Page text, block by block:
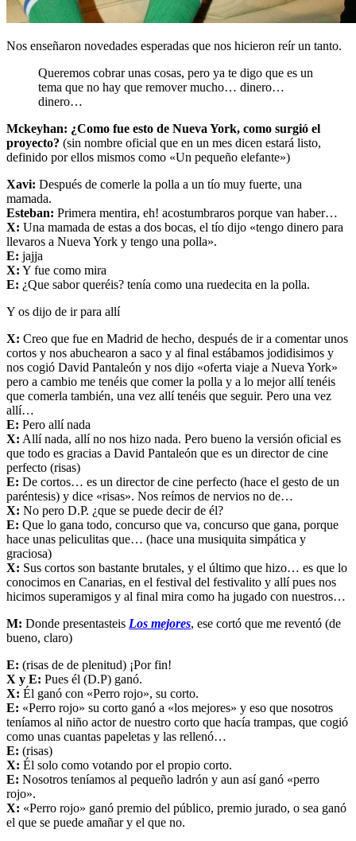
Nos enseñaron novedades esperadas que nos hicieron reír un tanto.
Queremos cobrar unas cosas, pero ya te digo que es un
tema que no hay que remover mucho… dinero…
dinero…
Mckeyhan: ¿Como fue esto de Nueva York, como surgió el
proyecto? (sin nombre oficial que en un mes dicen estará listo,
definido por ellos mismos como «Un pequeño elefante»)
Xavi: Después de comerle la polla a un tío muy fuerte, una
mamada.
Esteban: Primera mentira, eh! acostumbraros porque van haber…
X: Una mamada de estas a dos bocas, el tío dijo «tengo dinero para
llevaros a Nueva York y tengo una polla».
E: jajja
X: Y fue como mira
E: ¿Que sabor queréis? tenía como una ruedecita en la polla.
Y os dijo de ir para allí
X: Creo que fue en Madrid de hecho, después de ir a comentar unos
cortos y nos abuchearon a saco y al final estábamos jodidisimos y
nos cogió David Pantaleón y nos dijo «oferta viaje a Nueva York»
pero a cambio me tenéis que comer la polla y a lo mejor allí tenéis
que comerla también, una vez allí tenéis que seguir. Pero una vez
allí…
E: Pero allí nada
X: Allí nada, allí no nos hizo nada. Pero bueno la versión oficial es
que todo es gracias a David Pantaleón que es un director de cine
perfecto (risas)
E: De cortos… es un director de cine perfecto (hace el gesto de un
paréntesis) y dice «risas». Nos reímos de nervios no de…
X: No pero D.P. ¿que se puede decir de él?
E: Que lo gana todo, concurso que va, concurso que gana, porque
hace unas peliculitas que… (hace una musiquita simpática y
graciosa)
X: Sus cortos son bastante brutales, y el último que hizo… es que lo
conocimos en Canarias, en el festival del festivalito y allí pues nos
hicimos superamigos y al final mira como ha jugado con nuestros…
M: Donde presentasteis Los mejores, ese cortó que me reventó (de
bueno, claro)
E: (risas de de plenitud) ¡Por fin!
X y E: Pues él (D.P) ganó.
X: Él ganó con «Perro rojo», su corto.
E: «Perro rojo» su corto ganó a «los mejores» y eso que nosotros
teníamos al niño actor de nuestro corto que hacía trampas, que cogió
como unas cuantas papeletas y las rellenó…
E: (risas)
X: Él solo como votando por el propio corto.
E: Nosotros teníamos al pequeño ladrón y aun así ganó «perro
rojo».
X: «Perro rojo» ganó premio del público, premio jurado, o sea ganó
el que se puede amañar y el que no.